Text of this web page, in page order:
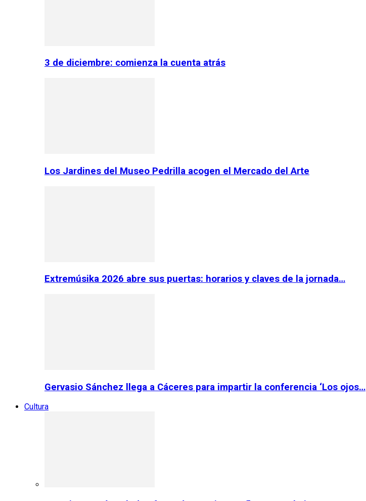
3 de diciembre: comienza la cuenta atrás
Los Jardines del Museo Pedrilla acogen el Mercado del Arte
Extremúsika 2026 abre sus puertas: horarios y claves de la jornada…
Gervasio Sánchez llega a Cáceres para impartir la conferencia ‘Los ojos…
Cultura